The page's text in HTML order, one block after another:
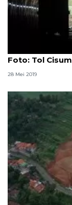
Foto: Tol
28 Mei 2019